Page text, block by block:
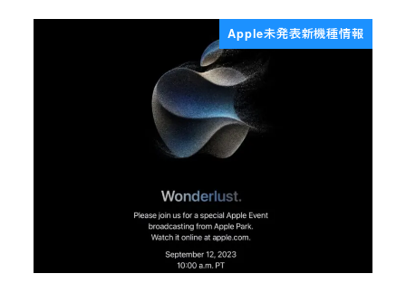
Apple未発表新機種情報